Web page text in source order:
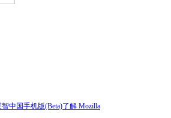
智中国手机版(Beta)了解 Mozilla